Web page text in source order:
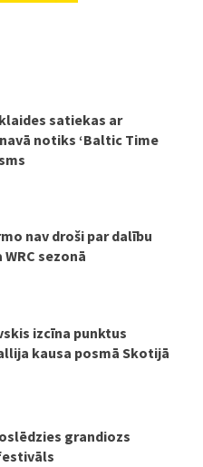
satiekas ar
notiks ‘Baltic Time
nav droši par dalību
sezonā
izcīna punktus
kausa posmā Skotijā
grandiozs